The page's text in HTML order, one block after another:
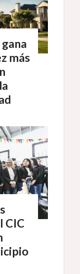
más
CIC